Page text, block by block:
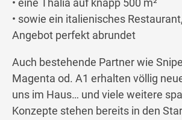
• eine Thalia auf knapp 500 m²
• sowie ein italienisches
Angebot perfekt abrundet
Auch bestehende Partner wie
Magenta od. A1 erhalten völlig
uns im Haus… und viele weitere
Konzepte stehen bereits in den